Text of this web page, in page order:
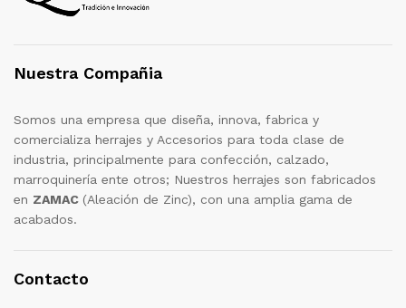
Nuestra Compañia
Somos una empresa que diseña, innova, fabrica y
comercializa herrajes y Accesorios para toda clase de
industria, principalmente para confección, calzado,
marroquinería ente otros; Nuestros herrajes son fabricados
en ZAMAC (Aleación de Zinc), con una amplia gama de
acabados.
Contacto